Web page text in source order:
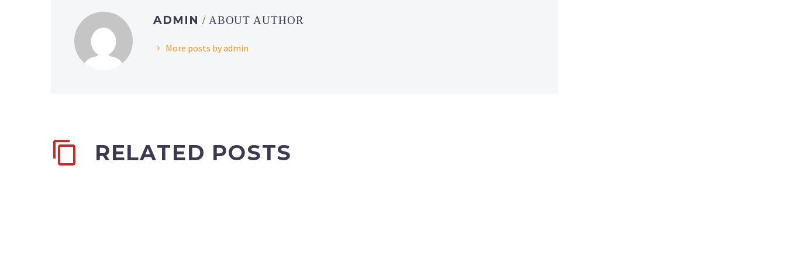
ADMIN / ABOUT AUTHOR
More posts by admin
RELATED POSTS